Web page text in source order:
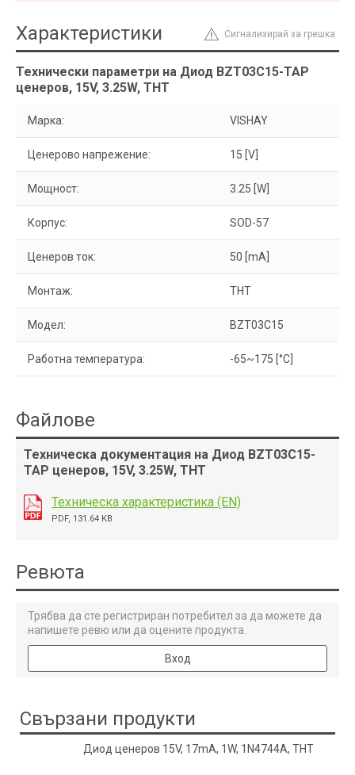
Сигнализирай за грешка
Характеристики
Технически параметри на Диод BZT03C15-TAP
ценеров, 15V, 3.25W, THT
Марка: VISHAY
Ценерово напрежение: 15 [V]
Мощност: 3.25 [W]
Корпус: SOD-57
Ценеров ток: 50 [mA]
Монтаж: THT
Модел: BZT03C15
Работна температура: -65~175 [°C]
Файлове
Техническа документация на Диод BZT03C15-
TAP ценеров, 15V, 3.25W, THT
Техническа характеристика (EN)
PDF, 131.64 KB
Ревюта
Трябва да сте регистриран потребител за да можете да
напишете ревю или да оцените продукта.
Вход
Свързани продукти
Диод ценеров 15V, 17mA, 1W, 1N4744A, THT